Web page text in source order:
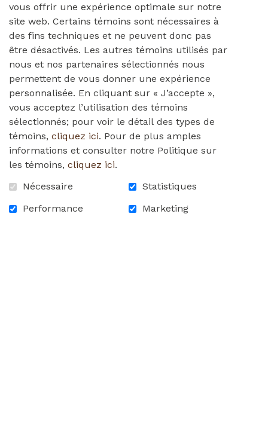
Jeudi 10 décembre 2020
Chers membres de la famille,
Veuillez lire la lettre ci-dessous de Brendalee
concernant le COVID-19. Si vous avez des questions
ou de préoccupations, n'hésitez pas à nous contacter.
Merci!
december_10th_2020.pdf
vous offrir une expérience optimale sur notre
site web. Certains témoins sont nécessaires à
des fins techniques et ne peuvent donc pas
être désactivés. Les autres témoins utilisés par
nous et nos partenaires sélectionnés nous
permettent de vous donner une expérience
personnalisée. En cliquant sur « J’accepte »,
vous acceptez l’utilisation des témoins
sélectionnés; pour voir le détail des types de
témoins, cliquez ici. Pour de plus amples
informations et consulter notre Politique sur
les témoins, cliquez ici.
Nécessaire
Statistiques
Performance
Marketing